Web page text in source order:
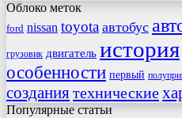
Облоко меток
ford nissan toyota автобус
грузовик двигатель история
особенности первый
созданиятехнические
Популярные статьи